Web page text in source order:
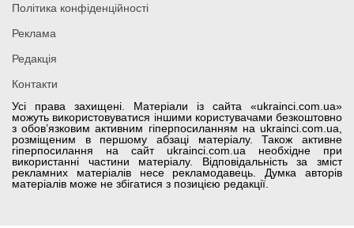
Усі права захищені. Матеріали із сайта «ukrainci.com.ua»
можуть використовуватися іншими користувачами безкоштовно
з обов’язковим активним гіперпосиланням на ukrainci.com.ua,
розміщеним в першому абзаці матеріалу. Також активне
гіперпосилання на сайт ukrainci.com.ua необхідне при
використанні частини матеріалу. Відповідальність за зміст
рекламних матеріалів несе рекламодавець. Думка авторів
матеріалів може не збігатися з позицією редакції.
Політика конфіденційності
Реклама
Редакція
Контакти